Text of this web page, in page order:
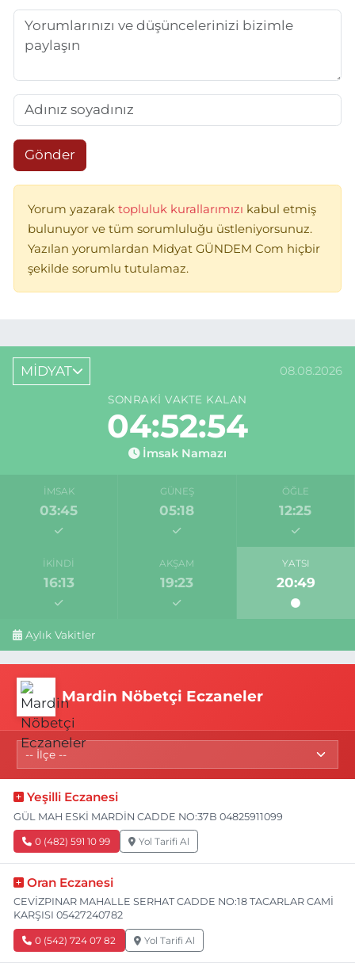
Gönder
Yorum yazarak topluluk kurallarımızı kabul etmiş
bulunuyor ve tüm sorumluluğu üstleniyorsunuz.
Yazılan yorumlardan Midyat GÜNDEM Com hiçbir
şekilde sorumlu tutulamaz.
MİDYAT 08.08.2026
SONRAKI VAKTE KALAN
04:52:54
İmsak Namazı
İMSAK
03:45
GÜNEŞ
05:18
ÖĞLE
12:25
İKINDI
16:13
AKŞAM
19:23
YATSI
20:49
Aylık Vakitler
Mardin Nöbetçi Eczaneler
Yeşilli Eczanesi
GÜL MAH ESKİ MARDİN CADDE NO:37B 04825911099
0 (482) 591 10 99 Yol Tarifi Al
Oran Eczanesi
CEVİZPINAR MAHALLE SERHAT CADDE NO:18 TACARLAR CAMİ
KARŞISI 05427240782
0 (542) 724 07 82 Yol Tarifi Al